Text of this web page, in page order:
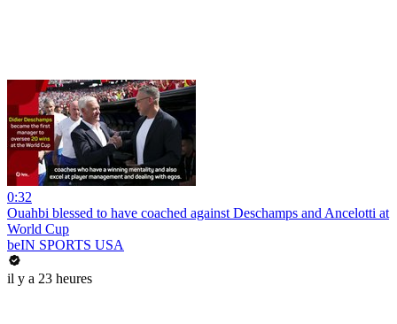
0:32
Ouahbi blessed to have coached against Deschamps and Ancelotti at
World Cup
beIN SPORTS USA
il y a 23 heures